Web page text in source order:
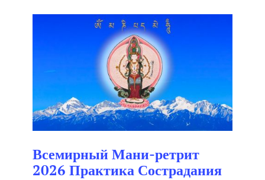
Всемирный Мани-ретрит
2026 Практика Сострадания